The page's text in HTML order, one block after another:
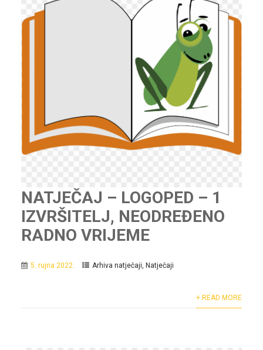
NATJEČAJ – LOGOPED – 1
IZVRŠITELJ, NEODREĐENO
RADNO VRIJEME
5. rujna 2022. Arhiva natječaji Natječaji
+ READ MORE